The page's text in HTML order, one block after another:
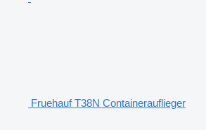
Fruehauf T38N Containerauflieger